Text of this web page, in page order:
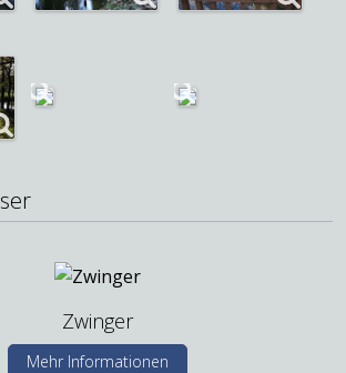
Zwinger
Mehr Informationen